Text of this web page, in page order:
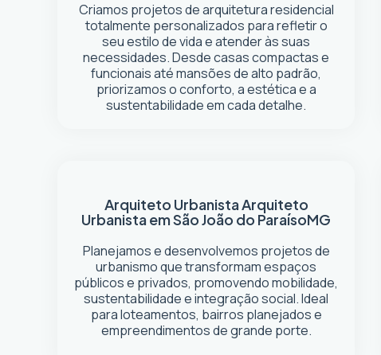
Criamos projetos de arquitetura residencial
totalmente personalizados para refletir o
seu estilo de vida e atender às suas
necessidades. Desde casas compactas e
funcionais até mansões de alto padrão,
priorizamos o conforto, a estética e a
sustentabilidade em cada detalhe.
Arquiteto UrbanistaArquiteto
Urbanista em São João do ParaísoMG
Planejamos e desenvolvemos projetos de
urbanismo que transformam espaços
públicos e privados, promovendo mobilidade,
sustentabilidade e integração social. Ideal
para loteamentos, bairros planejados e
empreendimentos de grande porte.